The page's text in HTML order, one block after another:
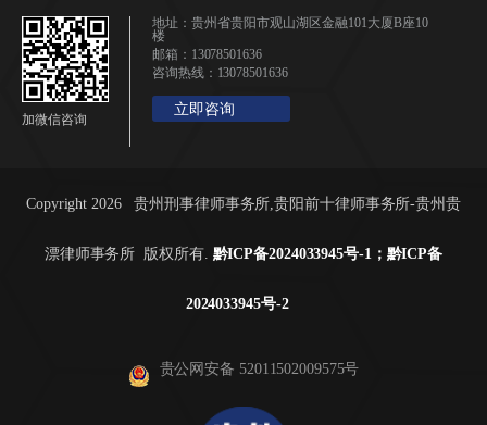
加微信咨询
地址：贵州省贵阳市观山湖区金融101大厦B座10
楼
邮箱：13078501636
咨询热线：13078501636
立即咨询
Copyright 2026 贵州刑事律师事务所,贵阳前十律师事务所-贵州贵
漂律师事务所 版权所有. 黔ICP备2024033945号-1；黔ICP备
2024033945号-2
贵公网安备 52011502009575号